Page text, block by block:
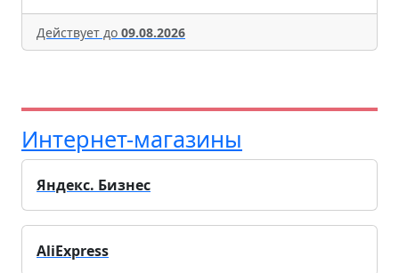
Действует до 09.08.2026
Интернет-магазины
Яндекс. Бизнес
AliExpress